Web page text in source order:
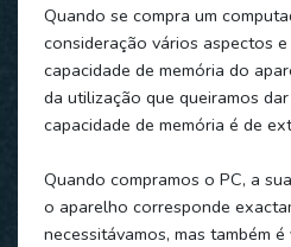
Quando se compra um
consideração vários aspectos
capacidade de memória do
da utilização que queiramos
capacidade de memória é de
Quando compramos o PC, a
o aparelho corresponde
necessitávamos, mas também